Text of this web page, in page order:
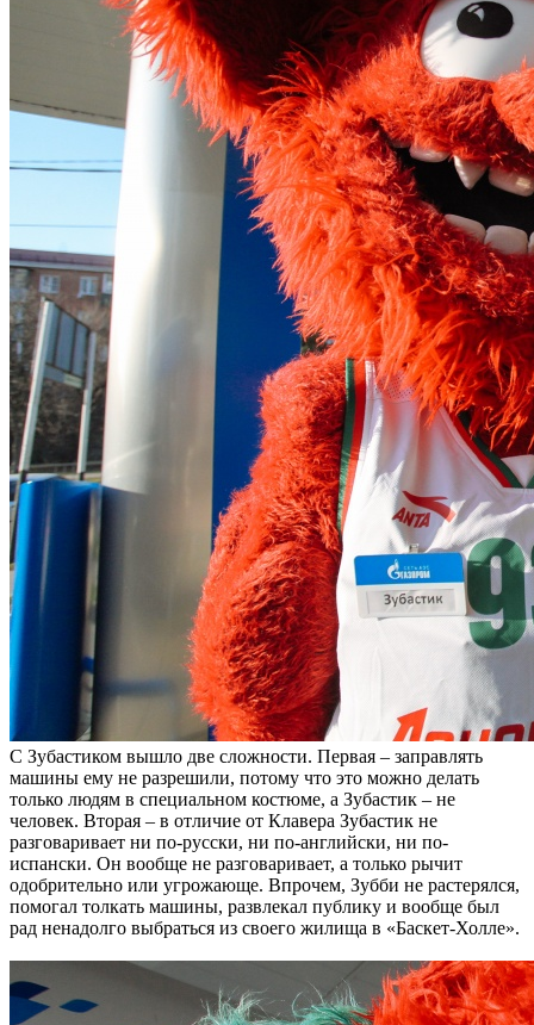
С Зубастиком вышло две сложности. Первая – заправлять
машины ему не разрешили, потому что это можно делать
только людям в специальном костюме, а Зубастик – не
человек. Вторая – в отличие от Клавера Зубастик не
разговаривает ни по-русски, ни по-английски, ни по-
испански. Он вообще не разговаривает, а только рычит
одобрительно или угрожающе. Впрочем, Зубби не растерялся,
помогал толкать машины, развлекал публику и вообще был
рад ненадолго выбраться из своего жилища в «Баскет-Холле».